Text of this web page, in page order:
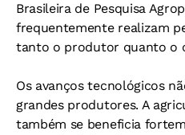
Brasileira de Pesquisa
frequentemente realizam
tanto o produtor quanto o
Os avanços tecnológicos
grandes produtores. A
também se beneficia